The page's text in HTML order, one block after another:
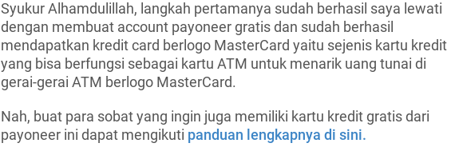
Syukur Alhamdulillah, langkah pertamanya sudah berhasil saya lewati
dengan membuat account payoneer gratis dan sudah berhasil
mendapatkan kredit card berlogo MasterCard yaitu sejenis kartu kredit
yang bisa berfungsi sebagai kartu ATM untuk menarik uang tunai di
gerai-gerai ATM berlogo MasterCard.
Nah, buat para sobat yang ingin juga memiliki kartu kredit gratis dari
payoneer ini dapat mengikuti panduan lengkapnya di sini.